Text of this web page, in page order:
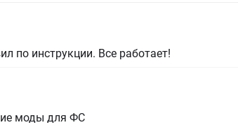
по инструкции. Все работает!
моды для ФС